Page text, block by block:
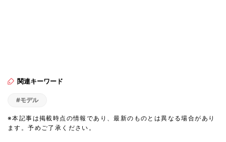
関連キーワード
#モデル
※本記事は掲載時点の情報であり、最新のものとは異なる場合があり
ます。予めご了承ください。